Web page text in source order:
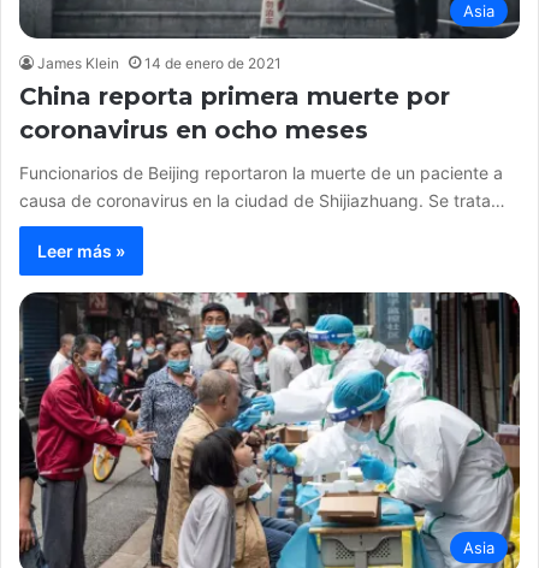
Asia
James Klein 14 de enero de 2021
China reporta primera muerte por
coronavirus en ocho meses
Funcionarios de Beijing reportaron la muerte de un paciente a
causa de coronavirus en la ciudad de Shijiazhuang. Se trata…
Leer más »
Asia